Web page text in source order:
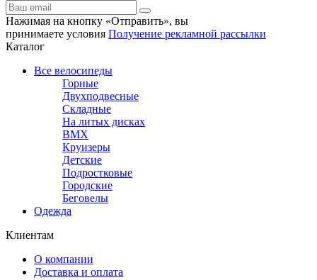
Нажимая на кнопку «Отправить», вы
принимаете условия Получение рекламной рассылки
Каталог
Все велосипеды
Горные
Двухподвесные
Складные
На литых дисках
BMX
Круизеры
Детские
Подростковые
Городские
Беговелы
Одежда
Клиентам
О компании
Доставка и оплата